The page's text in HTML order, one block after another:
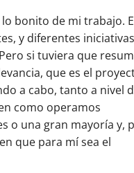
bonito de mi trabajo.
y diferentes
si tuviera que
que es el
a cabo, tanto a nivel
como operamos
o una gran mayoría y,
que para mí sea el